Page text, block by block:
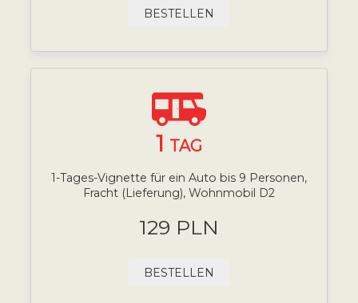
BESTELLEN
1 TAG
1-Tages-Vignette für ein Auto bis 9 Personen,
Fracht (Lieferung), Wohnmobil D2
129 PLN
BESTELLEN